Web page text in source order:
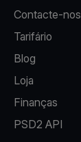
Contacte-nos
Tarifário
Blog
Loja
Finanças
PSD2 API